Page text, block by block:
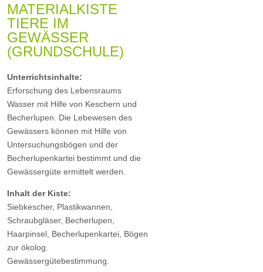
MATERIALKISTE
TIERE IM
GEWÄSSER
(GRUNDSCHULE)
Unterrichtsinhalte:
Erforschung des Lebensraums
Wasser mit Hilfe von Keschern und
Becherlupen. Die Lebewesen des
Gewässers können mit Hilfe von
Untersuchungsbögen und der
Becherlupenkartei bestimmt und die
Gewässergüte ermittelt werden.
Inhalt der Kiste:
Siebkescher, Plastikwannen,
Schraubgläser, Becherlupen,
Haarpinsel, Becherlupenkartei, Bögen
zur ökolog.
Gewässergütebestimmung.